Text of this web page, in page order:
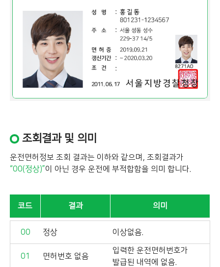
조회결과 및 의미
운전면허정보 조회 결과는 이하와 같으며, 조회결과가
“00(정상)”이 아닌 경우 운전에 부적합함을 의미 합니다.
코드 결과 의미
00 정상 이상없음.
01 면허번호 없음
입력한 운전면허번호가
발급된 내역에 없음.